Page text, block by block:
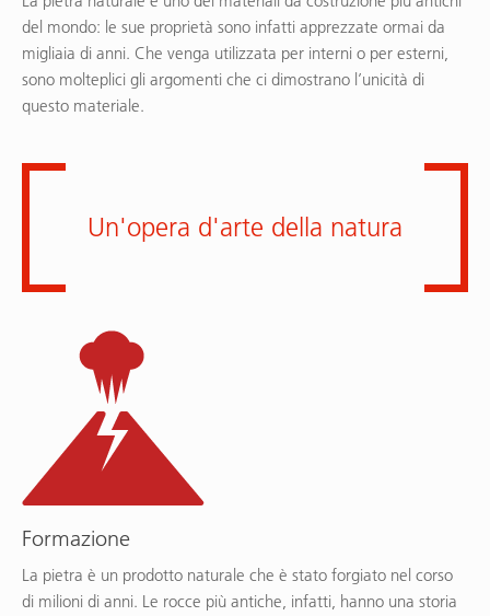
del mondo: le sue proprietà sono infatti apprezzate ormai da
migliaia di anni. Che venga utilizzata per interni o per esterni,
sono molteplici gli argomenti che ci dimostrano l’unicità di
questo materiale.
Un'opera d'arte della natura
Formazione
La pietra è un prodotto naturale che è stato forgiato nel corso
di milioni di anni. Le rocce più antiche, infatti, hanno una storia